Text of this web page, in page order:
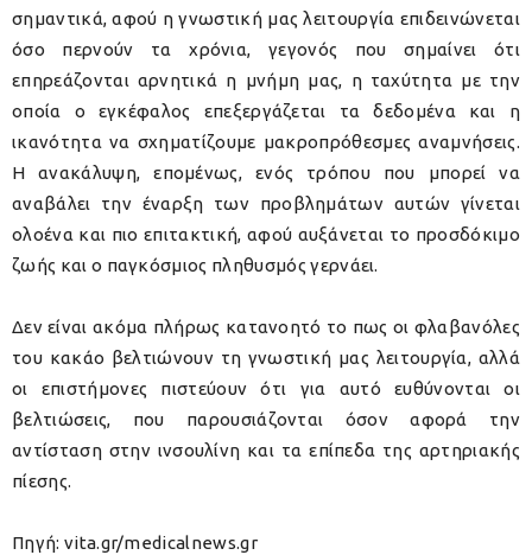
σημαντικά, αφού η γνωστική μας λειτουργία επιδεινώνεται
όσο περνούν τα χρόνια, γεγονός που σημαίνει ότι
επηρεάζονται αρνητικά η μνήμη μας, η ταχύτητα με την
οποία ο εγκέφαλος επεξεργάζεται τα δεδομένα και η
ικανότητα να σχηματίζουμε μακροπρόθεσμες αναμνήσεις.
Η ανακάλυψη, επομένως, ενός τρόπου που μπορεί να
αναβάλει την έναρξη των προβλημάτων αυτών γίνεται
ολοένα και πιο επιτακτική, αφού αυξάνεται το προσδόκιμο
ζωής και ο παγκόσμιος πληθυσμός γερνάει.
Δεν είναι ακόμα πλήρως κατανοητό το πως οι φλαβανόλες
του κακάο βελτιώνουν τη γνωστική μας λειτουργία, αλλά
οι επιστήμονες πιστεύουν ότι για αυτό ευθύνονται οι
βελτιώσεις, που παρουσιάζονται όσον αφορά την
αντίσταση στην ινσουλίνη και τα επίπεδα της αρτηριακής
πίεσης.
Πηγή: vita.gr/medicalnews.gr